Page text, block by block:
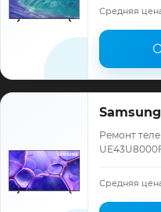
Samsung,
гарантия до
Средняя
Ремонт
Samsung,
гарантия до
Средняя